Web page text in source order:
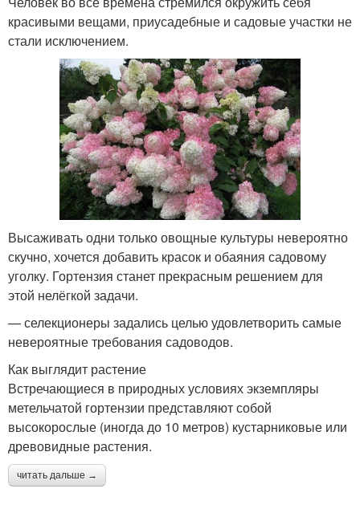
красивыми вещами, приусадебные и садовые участки не
стали исключением.
Высаживать одни только овощные культуры невероятно
скучно, хочется добавить красок и обаяния садовому
уголку. Гортензия станет прекрасным решением для
этой нелёгкой задачи.
— селекционеры задались целью удовлетворить самые
невероятные требования садоводов.
Как выглядит растение
Встречающиеся в природных условиях экземпляры
метельчатой гортензии представляют собой
высокорослые (иногда до 10 метров) кустарниковые или
древовидные растения.
читать дальше →